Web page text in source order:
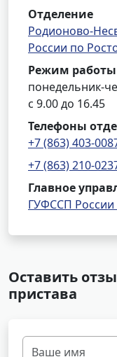
Отделение
Родионово-
России по
Режим работы
понедельник-
с 9.00 до 16.45
Телефоны
+7 (863) 403-
+7 (863) 210-
Главное
ГУФССП России
Оставить
пристава